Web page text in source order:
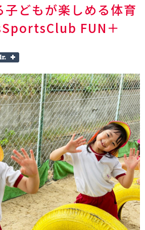
子どもが楽しめる体育
FUN＋